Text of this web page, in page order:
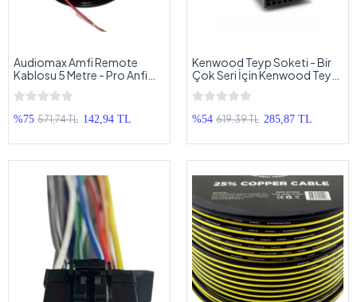
Audiomax Amfi Remote
Kablosu 5 Metre - Pro Anfi
Rem Kablosu - Oto Amfi
Tetikleme Kablosu - 5 Metre
%75 571,74 TL 142,94 TL
Kenwood Teyp Soketi - Bir
Çok Seri İçin Kenwood Teyp
Soketi - Kenwood Marka
Teyp Soketi
%54 619,39 TL 285,87 TL